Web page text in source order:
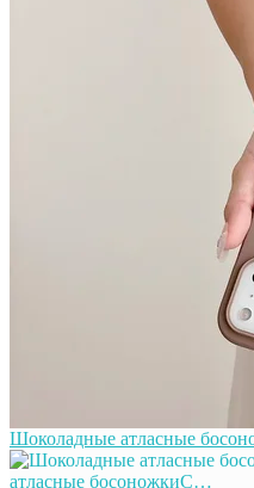
Шоколадные атласные
атласные босоножкиС…